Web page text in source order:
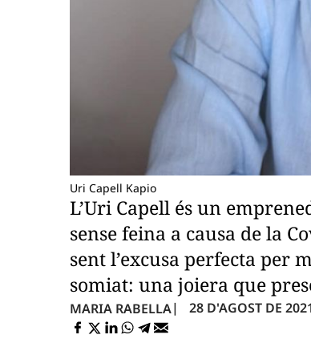
Uri Capell Kapio
L’Uri Capell és un
sense feina a causa de la
sent l’excusa perfecta per
somiat: una joiera que
MARIA RABELLA 28 D'AGOST DE